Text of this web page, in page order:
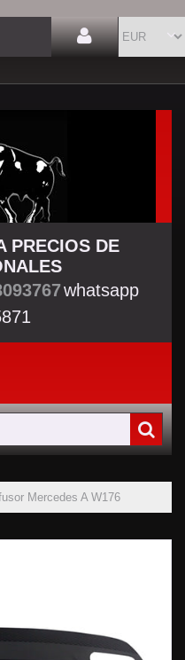
PRECIOS DE
whatsapp
Mercedes A W176